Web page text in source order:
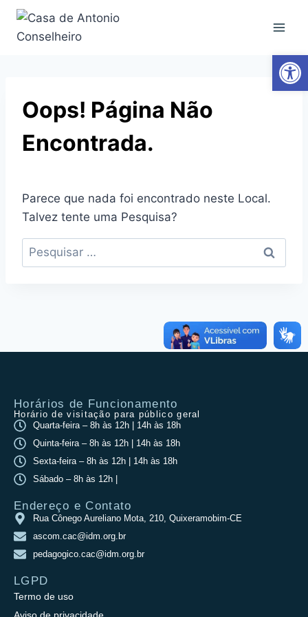
Oops! Página Não
Encontrada.
Parece que nada foi encontrado neste Local.
Talvez tente uma Pesquisa?
Horários de Funcionamento
Horário de visitação para público geral
Quarta-feira – 8h às 12h | 14h às 18h
Quinta-feira – 8h às 12h | 14h às 18h
Sexta-feira – 8h às 12h | 14h às 18h
Sábado – 8h às 12h |
Endereço e Contato
Rua Cônego Aureliano Mota, 210, Quixeramobim-CE
ascom.cac@idm.org.br
pedagogico.cac@idm.org.br
LGPD
Termo de uso